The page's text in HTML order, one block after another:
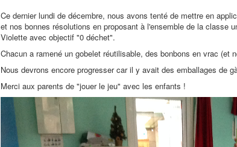
Ce dernier lundi de décembre, nous avons tenté de mettre en
et nos bonnes résolutions en proposant à l'ensemble de la classe
Violette avec objectif "0 déchet".
Chacun a ramené un gobelet réutilisable, des bonbons en vrac (et
Nous devrons encore progresser car il y avait des emballages de
Merci aux parents de "jouer le jeu" avec les enfants !